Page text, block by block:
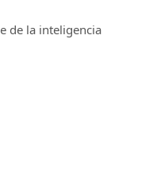
de la inteligencia